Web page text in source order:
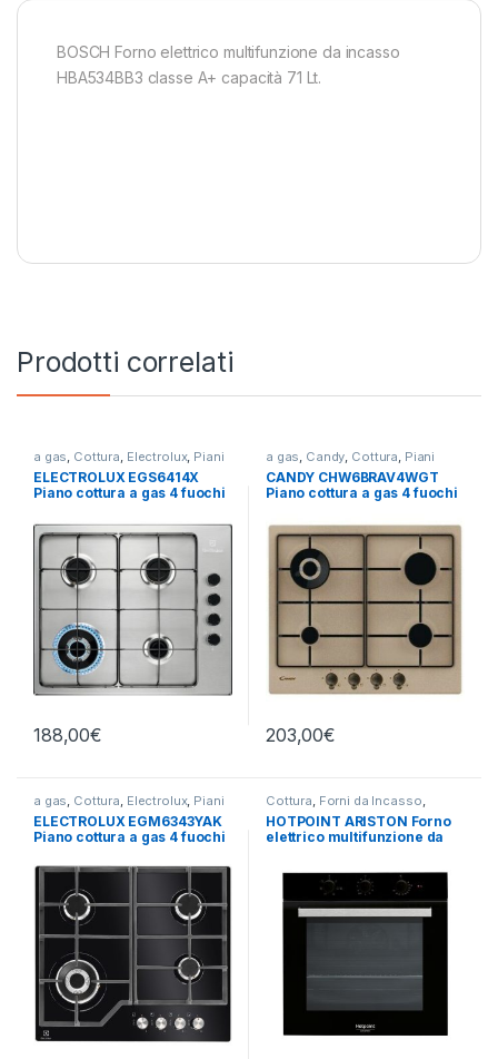
BOSCH Forno elettrico multifunzione da incasso
HBA534BB3 classe A+ capacità 71 Lt.
Prodotti correlati
a gas, Cottura, Electrolux, Piani
Cottura
ELECTROLUX EGS6414X
Piano cottura a gas 4 fuochi
188,00€
a gas, Candy, Cottura, Piani
Cottura
CANDY CHW6BRAV4WGT
Piano cottura a gas 4 fuochi
203,00€
a gas, Cottura, Electrolux, Piani
Cottura
ELECTROLUX EGM6343YAK
Piano cottura a gas 4 fuochi
Cottura, Forni da Incasso,
Hotpoint Ariston
HOTPOINT ARISTON Forno
elettrico multifunzione da